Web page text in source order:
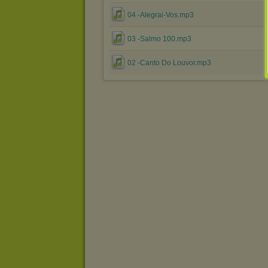
04 -Alegrai-Vos.mp3
03 -Salmo 100.mp3
02 -Canto Do Louvor.mp3